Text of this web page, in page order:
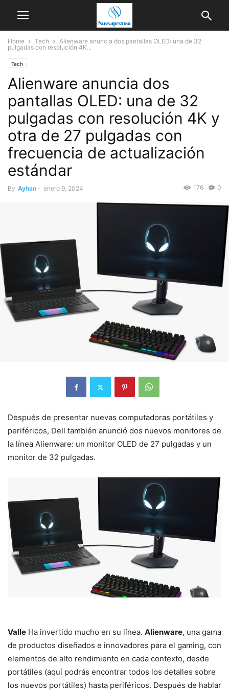
Home Tech
Alienware anuncia dos pantallas OLED: una de 32
pulgadas con resolución 4K...
Tech
Alienware anuncia dos
pantallas OLED: una de 32
pulgadas con resolución 4K y
otra de 27 pulgadas con
frecuencia de actualización
estándar
By Ayhan - enero 9, 2024 0
176
Después de presentar nuevas computadoras portátiles y
periféricos, Dell también anunció dos nuevos monitores de
la línea Alienware: un monitor OLED de 27 pulgadas y un
monitor de 32 pulgadas.
Valle Ha invertido mucho en su línea. Alienware, una gama
de productos diseñados e innovadores para el gaming, con
elementos de alto rendimiento en cada contexto, desde
portátiles (aquí podrás encontrar todos los detalles sobre
los nuevos portátiles) hasta periféricos. Después de hablar